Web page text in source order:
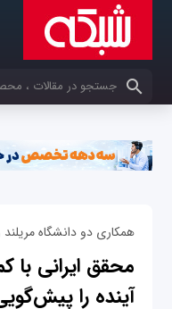
کلمات کلیدی خود را وارد
همکاری دو دانشگاه
محقق ایرانی
آینده را